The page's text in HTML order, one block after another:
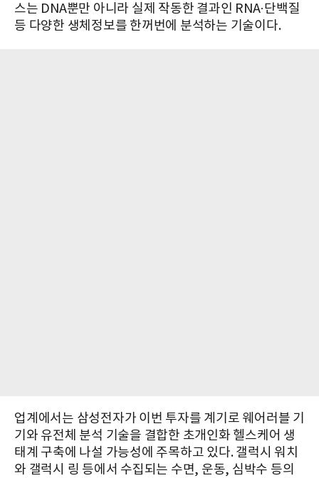
스는 DNA뿐만 아니라 실제 작동한 결과인 RNA·단백질
등 다양한 생체정보를 한꺼번에 분석하는 기술이다.
업계에서는 삼성전자가 이번 투자를 계기로 웨어러블 기
기와 유전체 분석 기술을 결합한 초개인화 헬스케어 생
태계 구축에 나설 가능성에 주목하고 있다. 갤럭시 워치
와 갤럭시 링 등에서 수집되는 수면, 운동, 심박수 등의